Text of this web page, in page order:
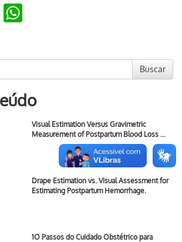
LinkedIn
Buscar
Visual Estimation Versus Gravimetric
Measurement of Postpartum Blood Loss …
Drape Estimation vs. Visual Assessment for
Estimating Postpartum Hemorrhage.
1O Passos do Cuidado Obstétrico para